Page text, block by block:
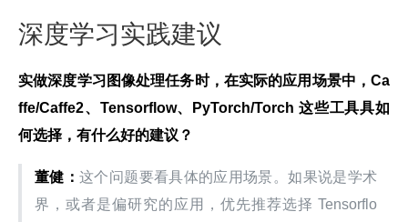
深度学习实践建议
实做深度学习图像处理任务时，在实际的应用场景中，Ca
ffe/Caffe2、Tensorflow、PyTorch/Torch 这些工具具如
何选择，有什么好的建议？
董健：这个问题要看具体的应用场景。如果说是学术
界，或者是偏研究的应用，优先推荐选择 Tensorflo